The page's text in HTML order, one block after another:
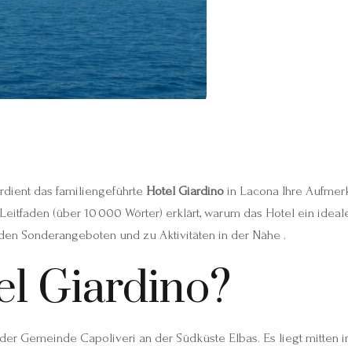
das familiengeführte Hotel Giardino in Lacona Ihre
(über 10 000 Wörter) erklärt, warum das Hotel ein
Sonderangeboten und zu Aktivitäten in der Nähe .
Giardino?
Gemeinde Capoliveri an der Südküste Elbas. Es liegt mitten